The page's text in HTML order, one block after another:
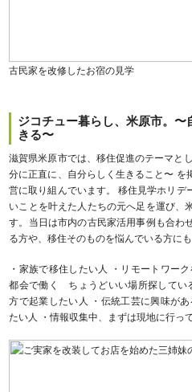
古民家を改修したお宿の見学
ジコチュー暮らし、米原市。
きる〜
滋賀県米原市では、移住促進のテーマと
分に正直に、自分らしく生きること〜 を
営に取り組んでいます。 移住見学ホリデ
いことを叶えた人たちの元へ足を運び、
す。当日は市内の古民家活用事例も合わ
る方や、移住そのものを悩んでいる方に
・家族で移住したい人 ・リモートワー
都会で働く ちょうどいい場所探してい
方で起業したい人 ・伝統工芸に興味が
たい人 ・情報収集中、まずは現地に行っ